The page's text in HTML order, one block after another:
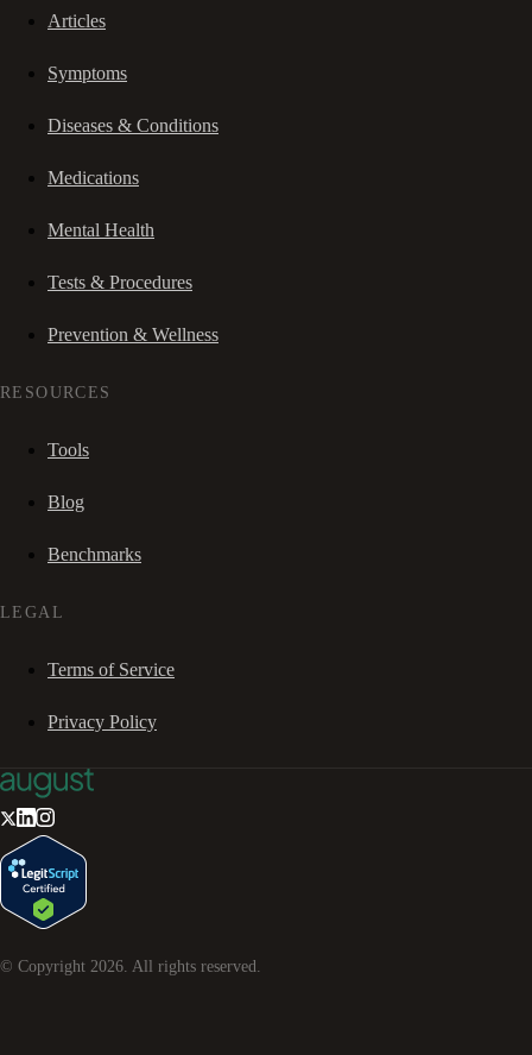
Articles
Symptoms
Diseases & Conditions
Medications
Mental Health
Tests & Procedures
Prevention & Wellness
RESOURCES
Tools
Blog
Benchmarks
LEGAL
Terms of Service
Privacy Policy
© Copyright 2026 . All rights reserved.